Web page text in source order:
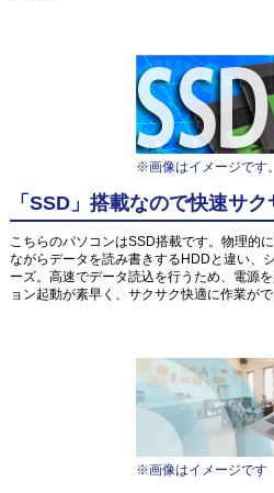
※画像はイメージです。
「SSD」搭載なので快速サ
こちらのパソコンはSSD搭載です。物理的
ながらデータを読み書きするHDDと違い、
ーズ。高速でデータ読込を行うため、電源
ョン起動が素早く、サクサク快適に作業がで
※画像はイメージです